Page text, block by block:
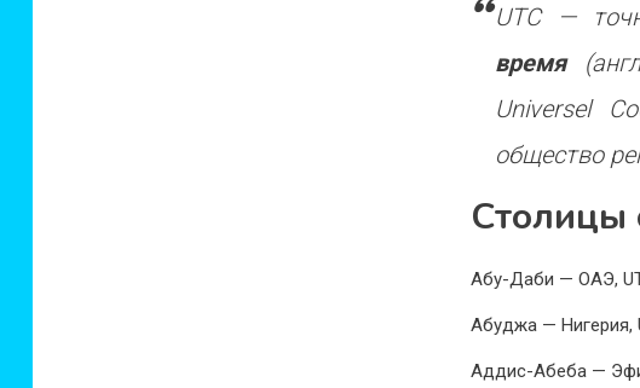
UTC —
время
Universel
общество
Столицы
Абу-Даби — ОАЭ,
Абуджа — Нигерия,
Аддис-Абеба —